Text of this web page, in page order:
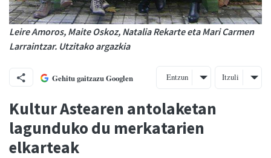
Leire Amoros, Maite Oskoz, Natalia Rekarte eta Mari Carmen
Larraintzar. Utzitako argazkia
Gehitu gaitzazu Googlen Entzun Itzuli
Kultur Astearen antolaketan
lagunduko du merkatarien
elkarteak